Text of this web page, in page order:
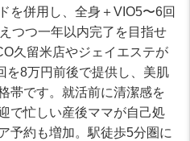
を併用し、全身＋VIO5〜6回
つつ一年以内完了を目指せ
久留米店やジェイエステが
を8万円前後で提供し、美肌
帯です。就活前に清潔感を
で忙しい産後ママが自己処
予約も増加。駅徒歩5分圏に